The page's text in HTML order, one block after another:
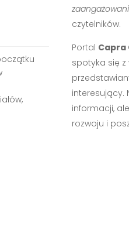
czytelników.
Portal Capra
spotyka się
interesujący.
informacji,
rozwoju i